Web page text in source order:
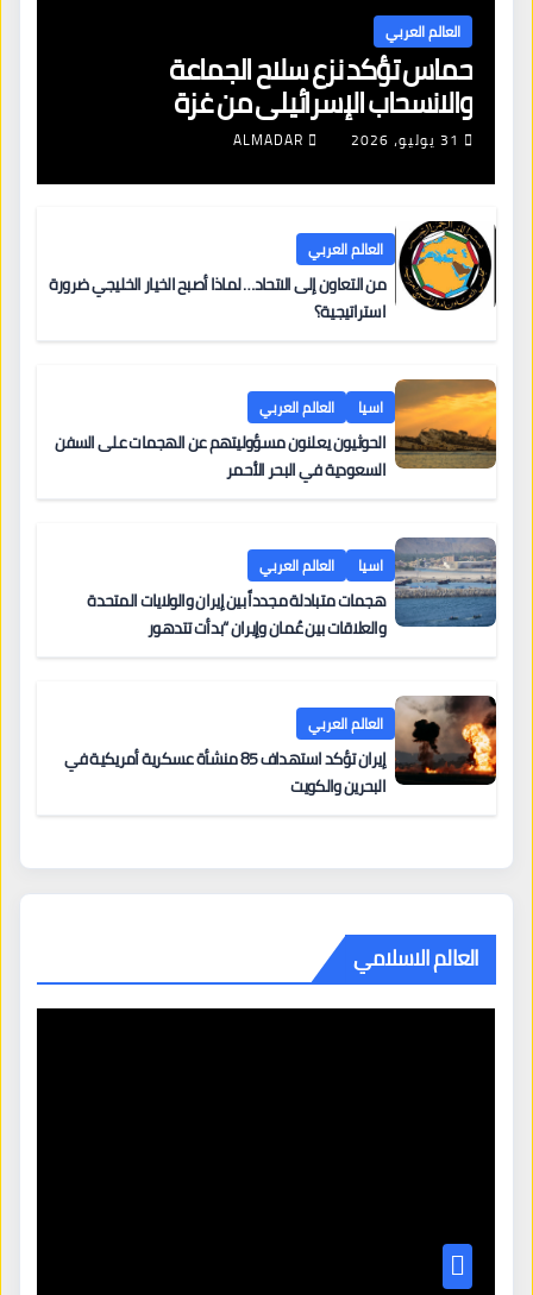
العالم العربي
حماس تؤكد نزع سلاح الجماعة
والانسحاب الإسرائيلي من غزة
31 يوليو، 2026 ALMADAR
العالم العربي
من التعاون إلى الاتحاد… لماذا أصبح الخيار الخليجي ضرورة
استراتيجية؟
اسيا العالم العربي
الحوثيون يعلنون مسؤوليتهم عن الهجمات على السفن
السعودية في البحر الأحمر
اسيا العالم العربي
هجمات متبادلة مجدداً بين إيران والولايات المتحدة
والعلاقات بين عُمان وإيران “بدأت تتدهور
العالم العربي
إيران تؤكد استهداف 85 منشأة عسكرية أمريكية في
البحرين والكويت
العالم الاسلامي